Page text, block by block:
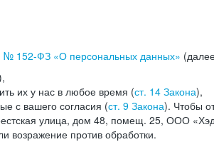
№ 152-ФЗ «О персональных данных»
их у нас в любое время (ст. 14 Закона),
с вашего согласия (ст. 9 Закона). Чтобы
улица, дом 48, помещ. 25, ООО
возражение против обработки.